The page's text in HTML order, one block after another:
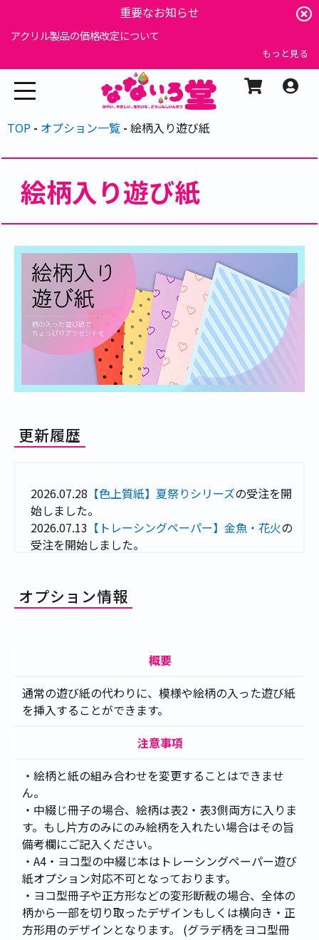
重要なお知らせ
アクリル製品の価格改定について
もっと見る
TOP オプション一覧 絵柄入り遊び紙
絵柄入り遊び紙
更新履歴
2026.07.28 【色上質紙】夏祭りシリーズの受注を開
始しました。
2026.07.13 【トレーシングペーパー】金魚・花火の
受注を開始しました。
2026.02.03【色上質紙】ハートシリーズ
ンを追加しました。
【トレーシングペーパー】メルティシリ
2025.10.01【色上質紙】メガネシリーズの受注を開
始しました。
2025.01.31
【トレーシングペーパー】アールデコ風
パターンの受注を開始しました。
2024.10.01【トレーシングペーパー】月とコウモ
リ・血飛沫 の受注を開始しました。
2024.04.16【トレーシングペーパー】フレームシリ
ーズの受注を開始しました。
2023.04.11【トレーシングペーパー】シャイニーハ
ート・トゥインクルスターの受注を開始しました。
2023.03.01 【トレーシングペーパー】桜・波紋の受
注を開始しました。
オプション情報
概要
通常の遊び紙の代わりに、模様や絵柄の入った遊び紙
を挿入することができます。
注意事項
・絵柄と紙の組み合わせを変更することはできませ
ん。
・中綴じ冊子の場合、絵柄は表2・表3側両方に入りま
す。もし片方のみにのみ絵柄を入れたい場合はその旨
備考欄にご記入ください。
・A4・ヨコ型の中綴じ本はトレーシングペーパー遊び
紙オプション対応不可となっております。
・ヨコ型冊子や正方形などの変形断裁の場合、全体の
柄から一部を切り取ったデザインもしくは横向き・正
方形用のデザインとなります。 (グラデ柄をヨコ型冊